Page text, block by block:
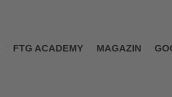
FTG ACADEMY MAGAZIN